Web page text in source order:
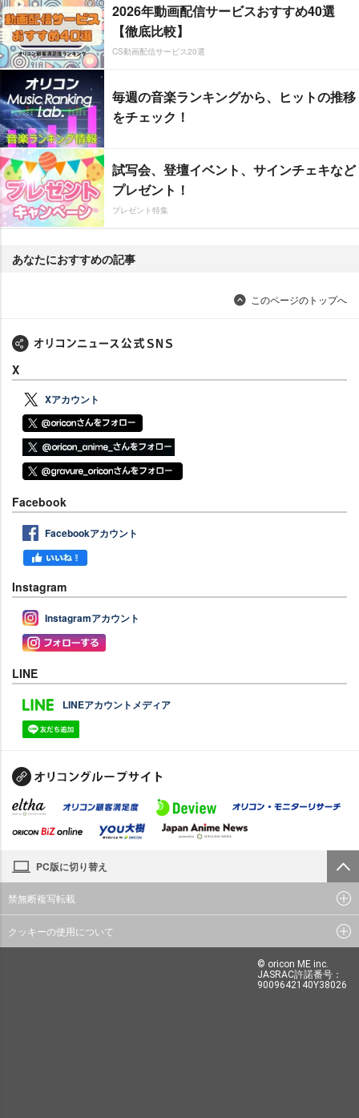
2026年動画配信サービスおすすめ40選
【徹底比較】
CS動画配信サービス20選
毎週の音楽ランキングから、ヒットの推移
をチェック！
試写会、登壇イベント、サインチェキなど
プレゼント！
プレゼント特集
あなたにおすすめの記事
このページのトップへ
X
Xアカウント
Facebook
Facebookアカウント
Instagram
Instagramアカウント
LINE
LINEアカウントメディア
PC版に切り替え
禁無断複写転載
クッキーの使用について
© oricon ME inc.
JASRAC許諾番号：
9009642140Y38026